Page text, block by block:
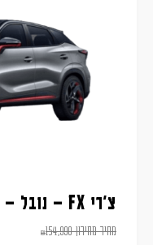
צ'רי FX – נובל – מודל 2025
מחיר מחירון ₪154,990